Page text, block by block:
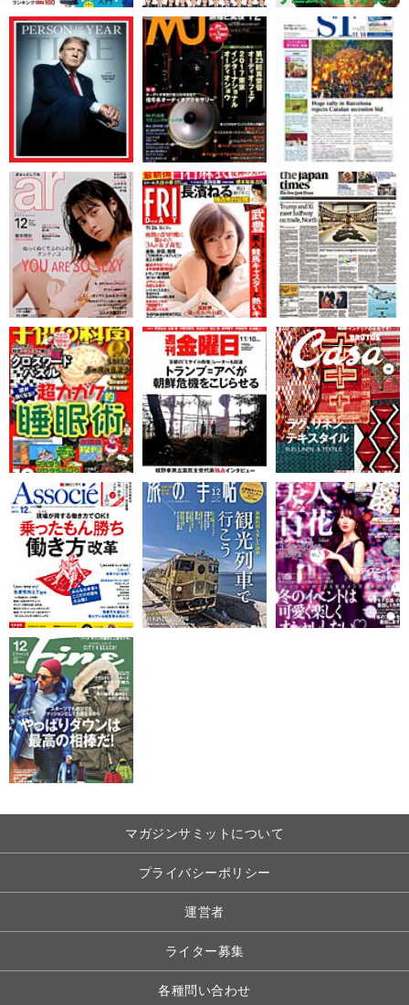
マガジンサミットについて
プライバシーポリシー
運営者
ライター募集
各種問い合わせ